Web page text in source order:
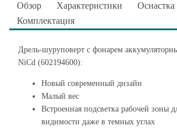
Обзор Характеристики
Оснастка
Комплектация
Дрель-шуруповерт с фонарем
NiCd (602194600):
Новый современный дизайн
Малый вес
Встроенная подсветка рабочей зоны
видимости даже в темных углах